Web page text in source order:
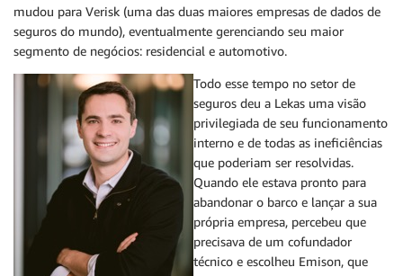
mudou para Verisk (uma das duas maiores empresas de dados de
seguros do mundo), eventualmente gerenciando seu maior
segmento de negócios: residencial e automotivo.
Todo esse tempo no setor de
seguros deu a Lekas uma visão
privilegiada de seu funcionamento
interno e de todas as ineficiências
que poderiam ser resolvidas.
Quando ele estava pronto para
abandonar o barco e lançar a sua
própria empresa, percebeu que
precisava de um cofundador
técnico e escolheu Emison, que